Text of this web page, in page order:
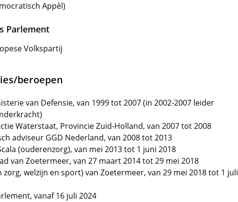
Appèl)
Parlement
Volkspartij
beroepen
van Defensie, van 1999 tot 2007 (in 2002-2007 leider
Waterstaat, Provincie Zuid-Holland, van 2007 tot 2008
adviseur GGD Nederland, van 2008 tot 2013
(ouderenzorg), van mei 2013 tot 1 juni 2018
van Zoetermeer, van 27 maart 2014 tot 29 mei 2018
welzijn en sport) van Zoetermeer, van 29 mei 2018 tot 1 juli
vanaf 16 juli 2024